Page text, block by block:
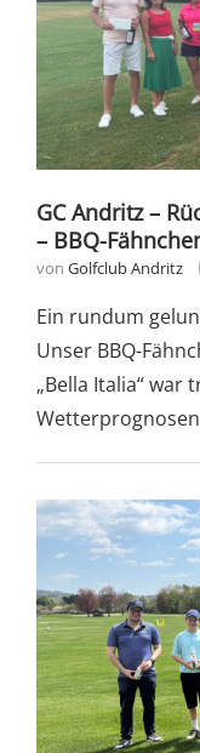
GC Andritz –
– BBQ-
von Golfclub Andritz
Ein rundum
Unser BBQ-
„Bella Italia“ war